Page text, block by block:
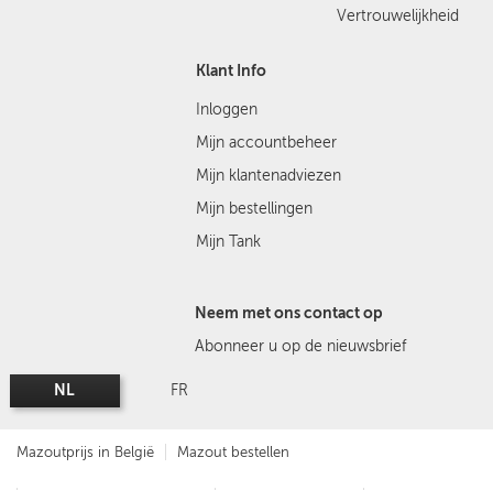
Vertrouwelijkheid
Klant Info
Inloggen
Mijn accountbeheer
Mijn klantenadviezen
Mijn bestellingen
Mijn Tank
Neem met ons contact op
Abonneer u op de nieuwsbrief
NL FR
Mazoutprijs in België Mazout bestellen